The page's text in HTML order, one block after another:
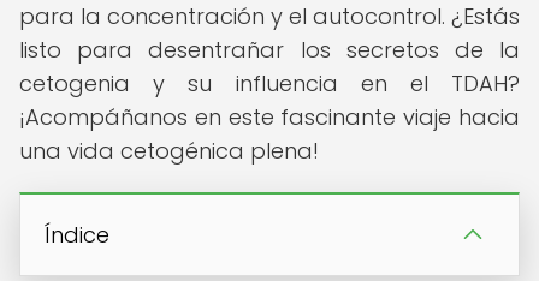
para la concentración y el autocontrol. ¿Estás
listo para desentrañar los secretos de la
cetogenia y su influencia en el TDAH?
¡Acompáñanos en este fascinante viaje hacia
una vida cetogénica plena!
Índice